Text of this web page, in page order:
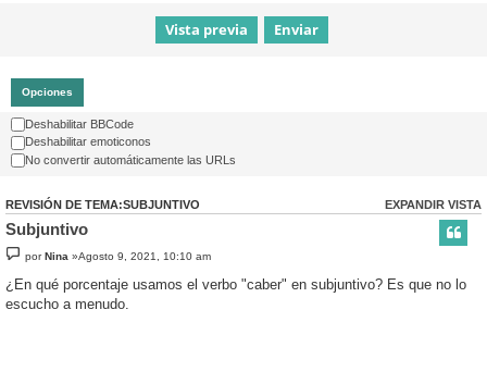
Opciones
Deshabilitar BBCode
Deshabilitar emoticonos
No convertir automáticamente las URLs
EXPANDIR VISTA
REVISIÓN DE TEMA:SUBJUNTIVO
Subjuntivo
porNina »Agosto 9, 2021, 10:10 am
¿En qué porcentaje usamos el verbo "caber" en subjuntivo? Es que no lo
escucho a menudo.